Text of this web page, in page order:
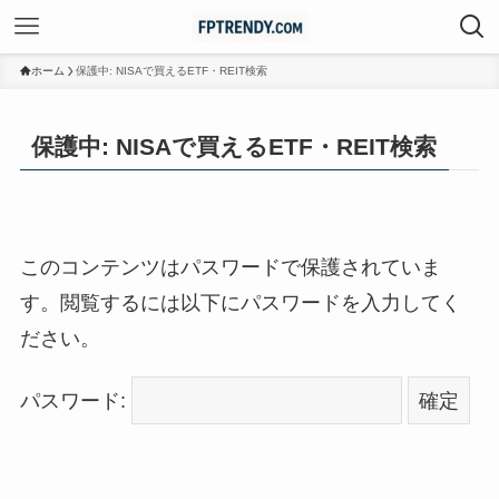
ホーム 保護中: NISAで買えるETF・REIT検索
保護中: NISAで買えるETF・REIT検索
このコンテンツはパスワードで保護されていま
す。閲覧するには以下にパスワードを入力してく
ださい。
パスワード: